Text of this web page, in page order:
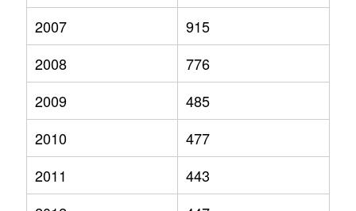
2007
915
2008
776
2009
485
2010
477
2011
443